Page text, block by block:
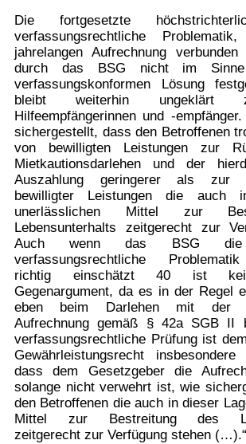
Die fortgesetzte
verfassungsrechtliche
jahrelangen Aufrechnung
durch das BSG nicht im
verfassungskonformen Lösung
bleibt weiterhin ungeklärt
Hilfeempfängerinnen und -
sichergestellt, dass den Betroffenen
von bewilligten Leistungen zur
Mietkautionsdarlehen und der
Auszahlung geringerer als zur
bewilligter Leistungen die auch
unerlässlichen Mittel zur
Lebensunterhalts zeitgerecht zur
Auch wenn das BSG die
verfassungsrechtliche
richtig einschätzt 40 ist
Gegenargument, da es in der Regel
eben beim Darlehen mit der
Aufrechnung gemäß § 42a SGB II
verfassungsrechtliche Prüfung ist
Gewährleistungsrecht
dass dem Gesetzgeber die
solange nicht verwehrt ist, wie
den Betroffenen die auch in dieser
Mittel zur Bestreitung des
zeitgerecht zur Verfügung stehen (…).“